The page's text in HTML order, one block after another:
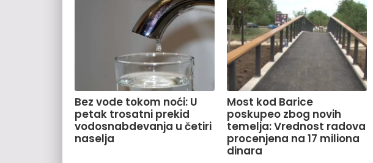
Bez vode tokom noći: U
petak trosatni prekid
vodosnabdevanja u četiri
naselja
Most kod Barice
poskupeo zbog novih
temelja: Vrednost radova
procenjena na 17 miliona
dinara